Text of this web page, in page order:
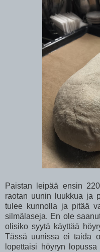
Paistan leipää ensin
raotan uunin luukkua ja
tulee kunnolla ja pitää
silmälaseja. En ole
olisiko syytä käyttää
Tässä uunissa ei taida
lopettaisi höyryn